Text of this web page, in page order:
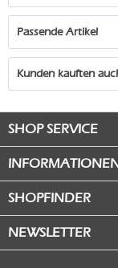
Passende Artikel
Kunden kauften
SHOP SERVICE
SHOPFINDER
NEWSLETTER